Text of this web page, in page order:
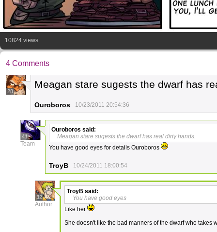
10824 views
4 Comments
28
Meagan stare sugests the dwarf has
Ouroboros 10/23/2011 20:54:36
41
Team
Ouroboros said:
Meagan stare sugests the dwarf has real dirty hands.
You have good eyes for details Ouroboros
TroyB 10/24/2011 18:00:54
32
Author
TroyB said:
You have good eyes
Like her
She doesn't like the bad manners of the dwarf who takes